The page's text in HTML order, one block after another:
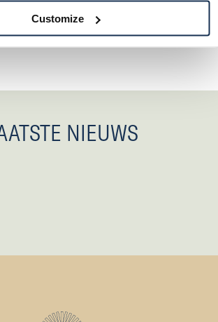
Customize
minder onverwachte reparaties en een
NIEUWS